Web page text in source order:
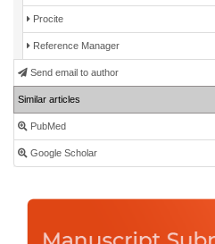
Procite
Reference Manager
Send email to author
Similar articles
PubMed
Google Scholar